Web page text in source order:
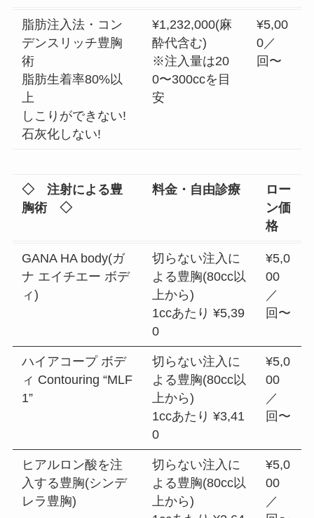
脂肪注入法・コン
デンスリッチ豊胸
術
脂肪生着率80%以
上
しこりができない!
石灰化しない!
¥1,232,000(麻
酔代含む)
※注入量は20
0〜300ccを目
安
¥5,00
0／
回〜
◇ 注射による豊
胸術 ◇
料金・自由診療
ロー
ン価
格
GANA HA body(ガ
ナ エイチエー ボデ
ィ)
切らない注入に
よる豊胸(80cc以
上から)
1ccあたり ¥5,39
0
¥5,0
00
／
回〜
ハイアコープ ボデ
ィ Contouring “MLF
1”
切らない注入に
よる豊胸(80cc以
上から)
1ccあたり ¥3,41
0
¥5,0
00
／
回〜
ヒアルロン酸を注
入する豊胸(シンデ
レラ豊胸)
切らない注入に
よる豊胸(80cc以
上から)
¥5,0
00
／